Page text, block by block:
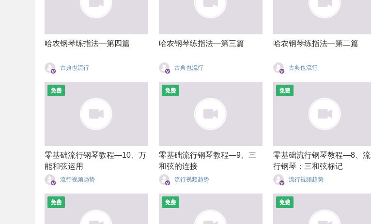
哈农钢琴练指法—第四篇
古典也流行
哈农钢琴练指法—第三篇
古典也流行
哈农钢琴练指法—第二篇
古典也流行
零基础流行钢琴教程—10、万
能和弦运用
流行视频趋势
零基础流行钢琴教程—9、三
和弦的连接
流行视频趋势
零基础流行钢琴教程—8、流
行钢琴：三和弦标记
流行视频趋势